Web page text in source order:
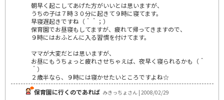
朝早く起こしてあげた方がいいとは思いますが、
うちの子は７時３０分に起きて９時に寝てます。
早寝遅起きですね（＾＾；）
保育園でお昼寝もしてますが、疲れて帰ってきますので、
９時にはおふとんに入る習慣を付けてます。
ママが大変だとは思いますが、
お昼にもうちょっと疲れさせちゃえば、夜早く寝られるかも（＾
＾）
２歳半なら、９時には寝かせたいところですよね☆
保育園に行くのであれば みきっちょさん | 2008/02/29